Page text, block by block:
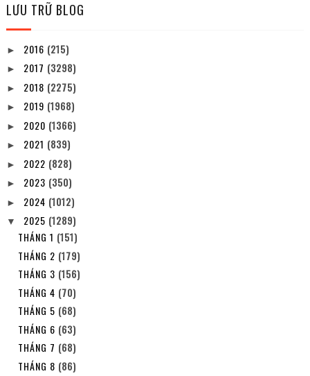
LƯU TRỮ BLOG
► 2016 (215)
► 2017 (3298)
► 2018 (2275)
► 2019 (1968)
► 2020 (1366)
► 2021 (839)
► 2022 (828)
► 2023 (350)
► 2024 (1012)
▼ 2025 (1289)
THÁNG 1 (151)
THÁNG 2 (179)
THÁNG 3 (156)
THÁNG 4 (70)
THÁNG 5 (68)
THÁNG 6 (63)
THÁNG 7 (68)
THÁNG 8 (86)